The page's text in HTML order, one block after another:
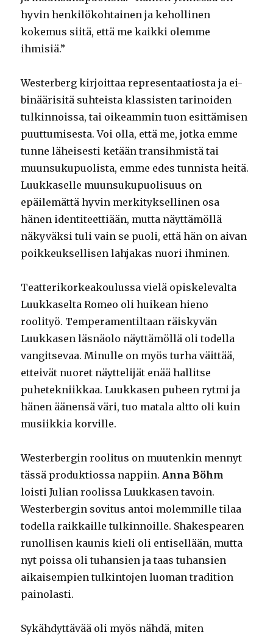
hyvin henkilökohtainen ja kehollinen
kokemus siitä, että me kaikki olemme
ihmisiä.”
Westerberg kirjoittaa representaatiosta ja ei-
binäärisitä suhteista klassisten tarinoiden
tulkinnoissa, tai oikeammin tuon esittämisen
puuttumisesta. Voi olla, että me, jotka emme
tunne läheisesti ketään transihmistä tai
muunsukupuolista, emme edes tunnista heitä.
Luukkaselle muunsukupuolisuus on
epäilemättä hyvin merkityksellinen osa
hänen identiteettiään, mutta näyttämöllä
näkyväksi tuli vain se puoli, että hän on aivan
poikkeuksellisen lahjakas nuori ihminen.
Teatterikorkeakoulussa vielä opiskelevalta
Luukkaselta Romeo oli huikean hieno
roolityö. Temperamentiltaan räiskyvän
Luukkasen läsnäolo näyttämöllä oli todella
vangitsevaa. Minulle on myös turha väittää,
etteivät nuoret näyttelijät enää hallitse
puhetekniikkaa. Luukkasen puheen rytmi ja
hänen äänensä väri, tuo matala altto oli kuin
musiikkia korville.
Westerbergin roolitus on muutenkin mennyt
tässä produktiossa nappiin. Anna Böhm
loisti Julian roolissa Luukkasen tavoin.
Westerbergin sovitus antoi molemmille tilaa
todella raikkaille tulkinnoille. Shakespearen
runollisen kaunis kieli oli entisellään, mutta
nyt poissa oli tuhansien ja taas tuhansien
aikaisempien tulkintojen luoman tradition
painolasti.
Sykähdyttävää oli myös nähdä, miten